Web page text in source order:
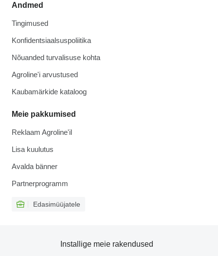
Andmed
Tingimused
Konfidentsiaalsuspoliitika
Nõuanded turvalisuse kohta
Agroline'i arvustused
Kaubamärkide kataloog
Meie pakkumised
Reklaam Agroline'il
Lisa kuulutus
Avalda bänner
Partnerprogramm
Edasimüüjatele
Installige meie rakendused